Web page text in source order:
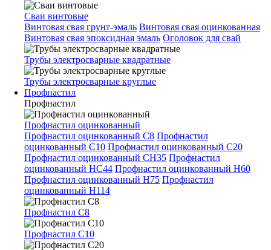
Сваи винтовые
Винтовая свая грунт-эмаль Винтовая свая оцинкованная
Винтовая свая эпоксидная эмаль Оголовок для свай
Трубы электросварные квадратные
Трубы электросварные круглые
Профнастил
Профнастил
Профнастил оцинкованный
Профнастил оцинкованный С8 Профнастил
оцинкованный С10 Профнастил оцинкованный С20
Профнастил оцинкованный СН35 Профнастил
оцинкованный НС44 Профнастил оцинкованный Н60
Профнастил оцинкованный Н75 Профнастил
оцинкованный Н114
Профнастил С8
Профнастил С10